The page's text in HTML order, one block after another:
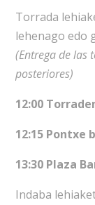
Torrada
lehenago edo
(Entrega de las
posteriores)
12:00
12:15 Pontxe
13:30 Plaza
Indaba